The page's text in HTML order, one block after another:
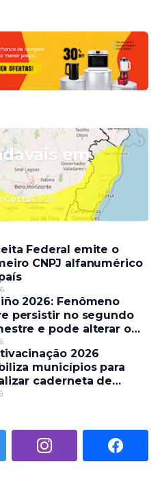
em
Costa6.8.26
Federal emite o
CNPJ alfanumérico
2026: Fenômeno
persistir no segundo
e pode alterar o
de chuvas
2026
municípios para
caderneta de
e adolescentes